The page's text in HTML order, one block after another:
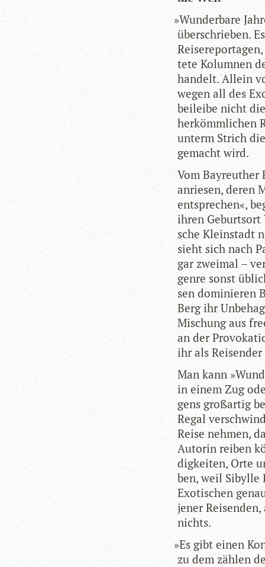
»Wun­der­bare
über­schrie­ben.
tete Kolum­nen
han­delt. Allein
wegen all des
bei­leibe nicht
her­kömm­li­chen
unterm Strich
gemacht wird.
Vom Bay­reu­ther
an­rie­sen, deren
ent­spre­chen«,
ihren
sche Klein­stadt
sieht sich nach
gar zwei­mal –
genre sonst
sen domi­nie­ren
Berg ihr
Mischung aus
an der
ihr als
Man kann
in einem Zug
gens groß­ar­tig
Regal
Reise neh­men,
Autorin rei­ben
dig­kei­ten, Orte
ben, weil Sibylle
Exo­ti­schen
jener
nichts.
»Es gibt einen
zu dem zäh­len